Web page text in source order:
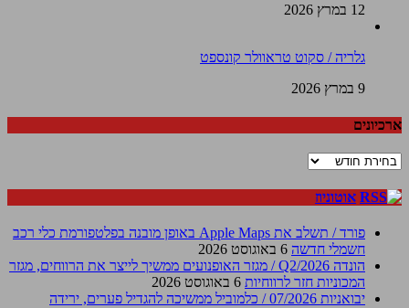
12 במרץ 2026
גלריה / סקוט טראוולר קונספט
9 במרץ 2026
ארכיונים
ארכיונים
אוטוניוז
פורד / תשלב את Apple Maps באופן מובנה בפלטפורמת כלי רכב
חשמלי חדשה 6 באוגוסט 2026
הונדה Q2/2026 / מגזר האופנועים ממשיך לייצר את הרווחים, מגזר
המכוניות חזר לרווחיות 6 באוגוסט 2026
יבואניות 07/2026 / כלמוביל ממשיכה להגדיל פערים, ירידה